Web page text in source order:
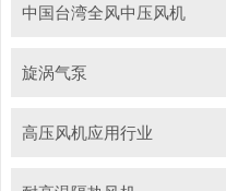
中国台湾全风中压风机
旋涡气泵
高压风机应用行业